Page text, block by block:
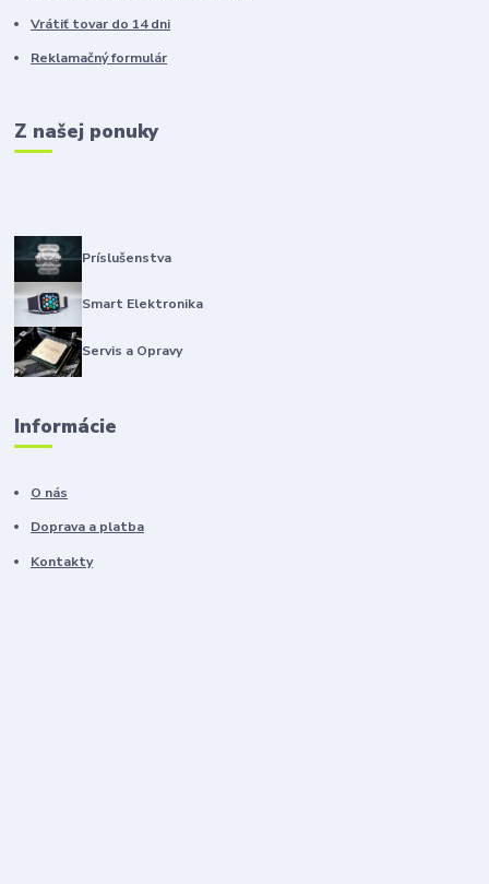
Vrátiť tovar do 14 dni
Reklamačný formulár
Z našej ponuky
Príslušenstva
Smart Elektronika
Servis a Opravy
Informácie
O nás
Doprava a platba
Kontakty